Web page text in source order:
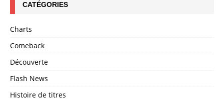
CATÉGORIES
Charts
Comeback
Découverte
Flash News
Histoire de titres